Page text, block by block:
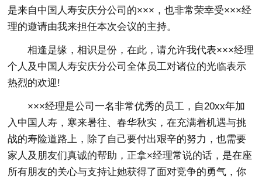
是来自中国人寿安庆分公司的×××，也非常荣幸受×××经
理的邀请由我来担任本次会议的主持。
相逢是缘，相识是份，在此，请允许我代表×××经理
个人及中国人寿安庆分公司全体员工对诸位的光临表示
热烈的欢迎!
×××经理是公司一名非常优秀的员工，自20xx年加
入中国人寿，寒来暑往、春华秋实，在充满着机遇与挑
战的寿险道路上，除了自己要付出艰辛的努力，也需要
家人及朋友们真诚的帮助，正拿×经理常说的话，是在座
所有朋友的关心与支持让她获得了面对竞争的勇气，你